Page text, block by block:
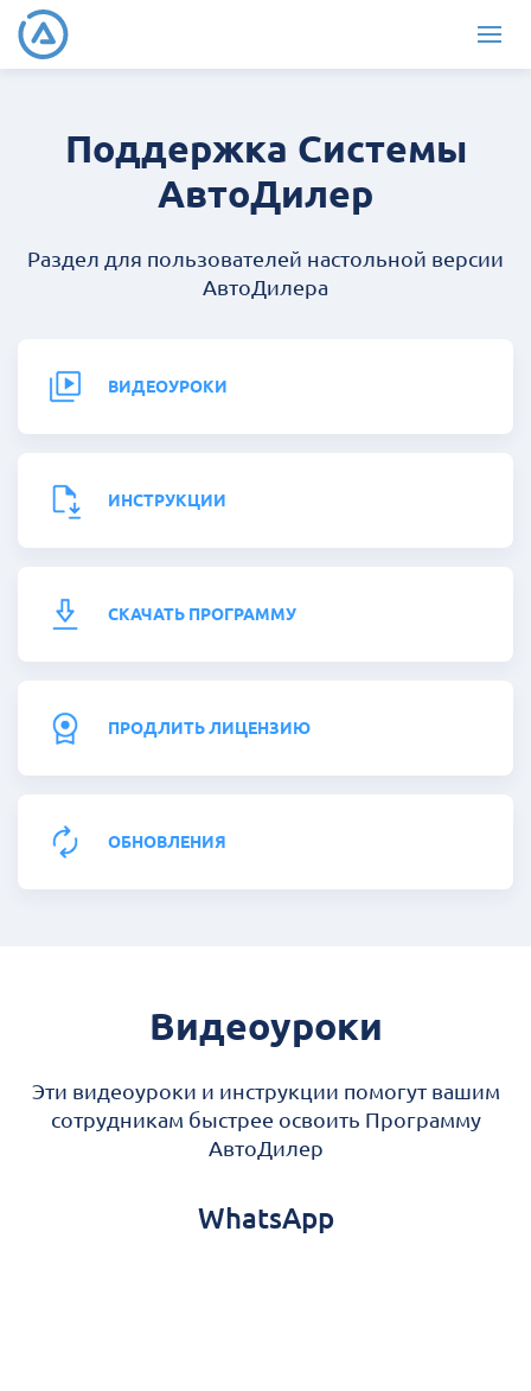
Поддержка Системы
АвтоДилер
Раздел для пользователей настольной версии
АвтоДилера
ВИДЕОУРОКИ
ИНСТРУКЦИИ
СКАЧАТЬ ПРОГРАММУ
ПРОДЛИТЬ ЛИЦЕНЗИЮ
ОБНОВЛЕНИЯ
Видеоуроки
Эти видеоуроки и инструкции помогут вашим
сотрудникам быстрее освоить Программу
АвтоДилер
WhatsApp